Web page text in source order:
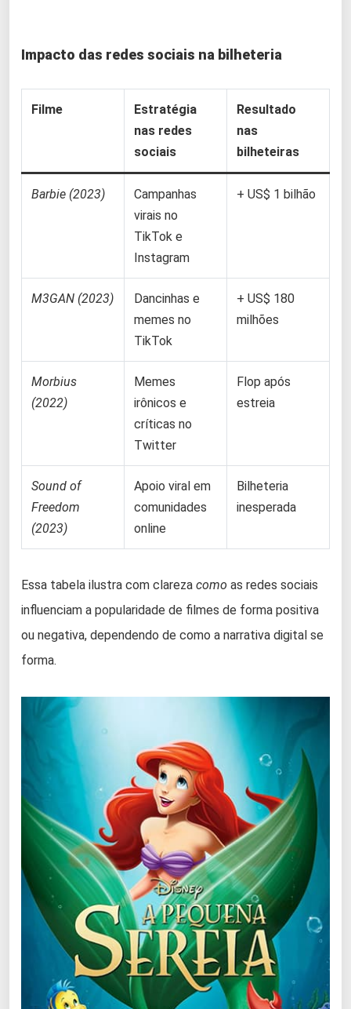
Impacto das redes sociais na bilheteria
Filme
Estratégia
nas redes
sociais
Resultado
nas
bilheteiras
Barbie (2023)
Campanhas
virais no
TikTok e
Instagram
+ US$ 1 bilhão
M3GAN (2023)
Dancinhas e
memes no
TikTok
+ US$ 180
milhões
Morbius
(2022)
Memes
irônicos e
críticas no
Twitter
Flop após
estreia
Sound of
Freedom
(2023)
Apoio viral em
comunidades
online
Bilheteria
inesperada
Essa tabela ilustra com clareza como as redes sociais
influenciam a popularidade de filmes de forma positiva
ou negativa, dependendo de como a narrativa digital se
forma.